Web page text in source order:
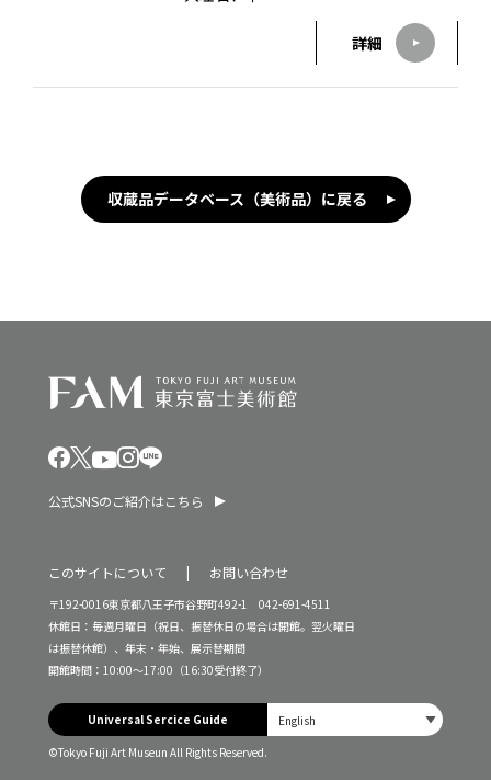
詳細
収蔵品データベース（美術品）に戻る
公式SNSのご紹介はこちら
このサイトについて お問い合わせ
〒192-0016東京都八王子市谷野町492-1 042-691-4511
休館日：毎週月曜日（祝日、振替休日の場合は開館。翌火曜日
は振替休館）、年末・年始、展示替期間
開館時間：10:00～17:00（16:30受付終了）
Universal Sercice Guide
©Tokyo Fuji Art Museun All Rights Reserved.